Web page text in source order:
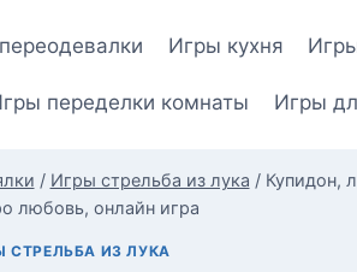
Игры кухня
переделки комнаты Игры
/ Игры стрельба из лука / Купидон,
любовь, онлайн игра
СТРЕЛЬБА ИЗ ЛУКА